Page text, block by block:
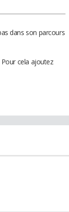
dans son parcours
cela ajoutez